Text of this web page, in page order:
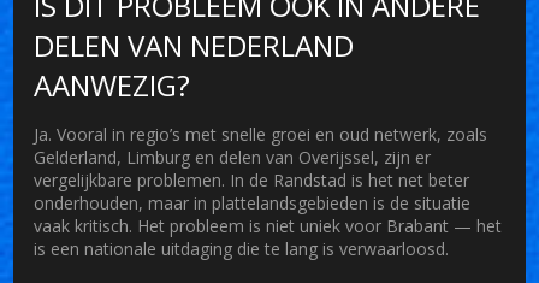
DELEN VAN NEDERLAND
AANWEZIG?
Ja. Vooral in regio’s met snelle groei en oud netwerk, zoals
Gelderland, Limburg en delen van Overijssel, zijn er
vergelijkbare problemen. In de Randstad is het net beter
onderhouden, maar in plattelandsgebieden is de situatie
vaak kritisch. Het probleem is niet uniek voor Brabant — het
is een nationale uitdaging die te lang is verwaarloosd.